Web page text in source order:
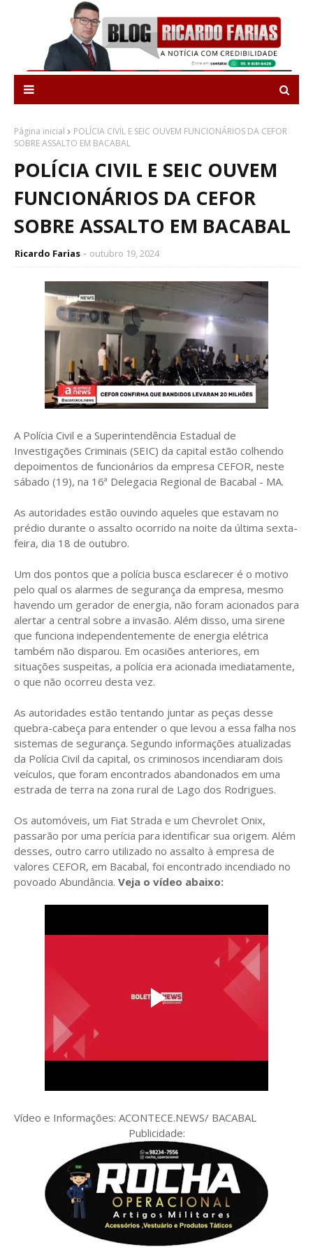
Página inicial
POLÍCIA CIVIL E SEIC OUVEM FUNCIONÁRIOS DA CEFOR
SOBRE ASSALTO EM BACABAL
POLÍCIA CIVIL E SEIC OUVEM
FUNCIONÁRIOS DA CEFOR
SOBRE ASSALTO EM BACABAL
Ricardo Farias outubro 19, 2024
A Polícia Civil e a Superintendência Estadual de
Investigações Criminais (SEIC) da capital estão colhendo
depoimentos de funcionários da empresa CEFOR, neste
sábado (19), na 16ª Delegacia Regional de Bacabal - MA.
As autoridades estão ouvindo aqueles que estavam no
prédio durante o assalto ocorrido na noite da última sexta-
feira, dia 18 de outubro.
Um dos pontos que a polícia busca esclarecer é o motivo
pelo qual os alarmes de segurança da empresa, mesmo
havendo um gerador de energia, não foram acionados para
alertar a central sobre a invasão. Além disso, uma sirene
que funciona independentemente de energia elétrica
também não disparou. Em ocasiões anteriores, em
situações suspeitas, a polícia era acionada imediatamente,
o que não ocorreu desta vez.
As autoridades estão tentando juntar as peças desse
quebra-cabeça para entender o que levou a essa falha nos
sistemas de segurança. Segundo informações atualizadas
da Polícia Civil da capital, os criminosos incendiaram dois
veículos, que foram encontrados abandonados em uma
estrada de terra na zona rural de Lago dos Rodrigues.
Os automóveis, um Fiat Strada e um Chevrolet Onix,
passarão por uma perícia para identificar sua origem. Além
desses, outro carro utilizado no assalto à empresa de
valores CEFOR, em Bacabal, foi encontrado incendiado no
povoado Abundância. Veja o vídeo abaixo:
Vídeo e Informações: ACONTECE.NEWS/ BACABAL
Publicidade: